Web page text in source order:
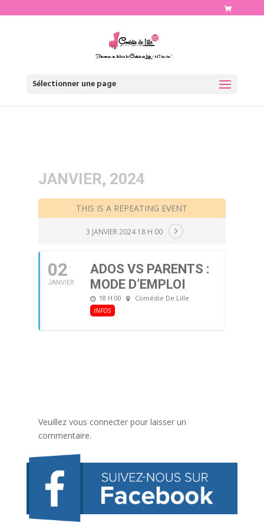
Sélectionner une page
JANVIER, 2024
THIS IS A REPEATING EVENT
3 JANVIER 2024 18 H 00
02
JANVIER
ADOS VS PARENTS :
MODE D’EMPLOI
18 H 00
Comédie De Lille
INFOS
Veuillez vous connecter pour laisser un
commentaire.